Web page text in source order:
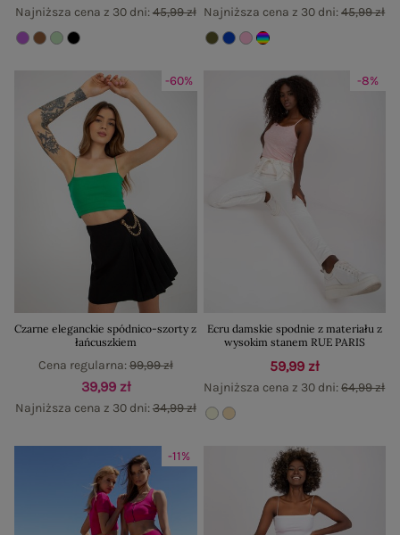
Najniższa cena z 30 dni:45,99 zł Najniższa cena z 30 dni:45,99 zł
-60%
Czarne eleganckie spódnico-szorty z
łańcuszkiem
39,99 zł
Najniższa cena z 30 dni:34,99 zł
Cena regularna:99,99 zł
-8%
Ecru damskie spodnie z materiału z
wysokim stanem RUE PARIS
59,99 zł
Najniższa cena z 30 dni:64,99 zł
-11%